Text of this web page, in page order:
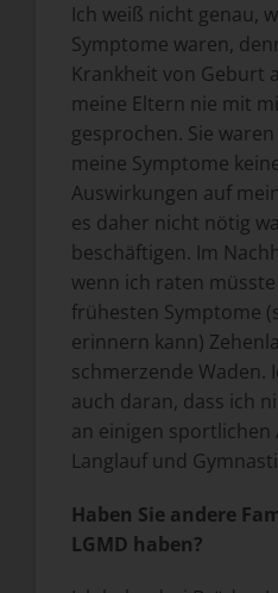
Ich weiß nicht genau,
Symptome waren,
Krankheit von Geburt
meine Eltern nie mit
gesprochen. Sie
meine Symptome
Auswirkungen auf
es daher nicht nötig
beschäftigen. Im
wenn ich raten
frühesten Symptome
erinnern kann)
schmerzende Waden.
auch daran, dass ich
an einigen sportlichen
Langlauf und
Haben Sie andere
LGMD haben?